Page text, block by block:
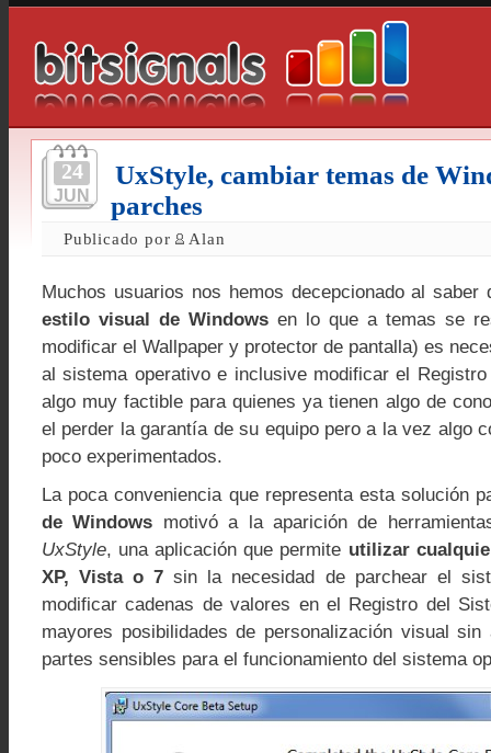
24
JUN
UxStyle, cambiar temas de
parches
Publicado por Alan
Muchos usuarios nos hemos decepcionado al
estilo visual de Windows en lo que a temas se
modificar el Wallpaper y protector de pantalla) es
al sistema operativo e inclusive modificar el
algo muy factible para quienes ya tienen algo de
el perder la garantía de su equipo pero a la vez algo
poco experimentados.
La poca conveniencia que representa esta solución
de Windows motivó a la aparición de
UxStyle, una aplicación que permite utilizar
XP, Vista o 7 sin la necesidad de parchear el
modificar cadenas de valores en el Registro del
mayores posibilidades de personalización visual
partes sensibles para el funcionamiento del sistema